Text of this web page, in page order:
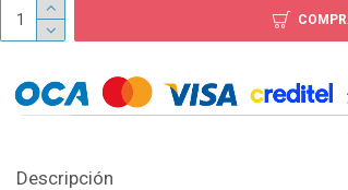
Descripción
$ 5.590